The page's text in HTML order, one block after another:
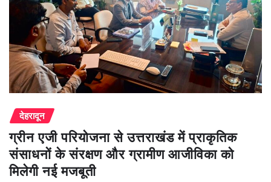
देहरादून
ग्रीन एजी परियोजना से उत्तराखंड में प्राकृतिक
संसाधनों के संरक्षण और ग्रामीण आजीविका को
मिलेगी नई मजबूती